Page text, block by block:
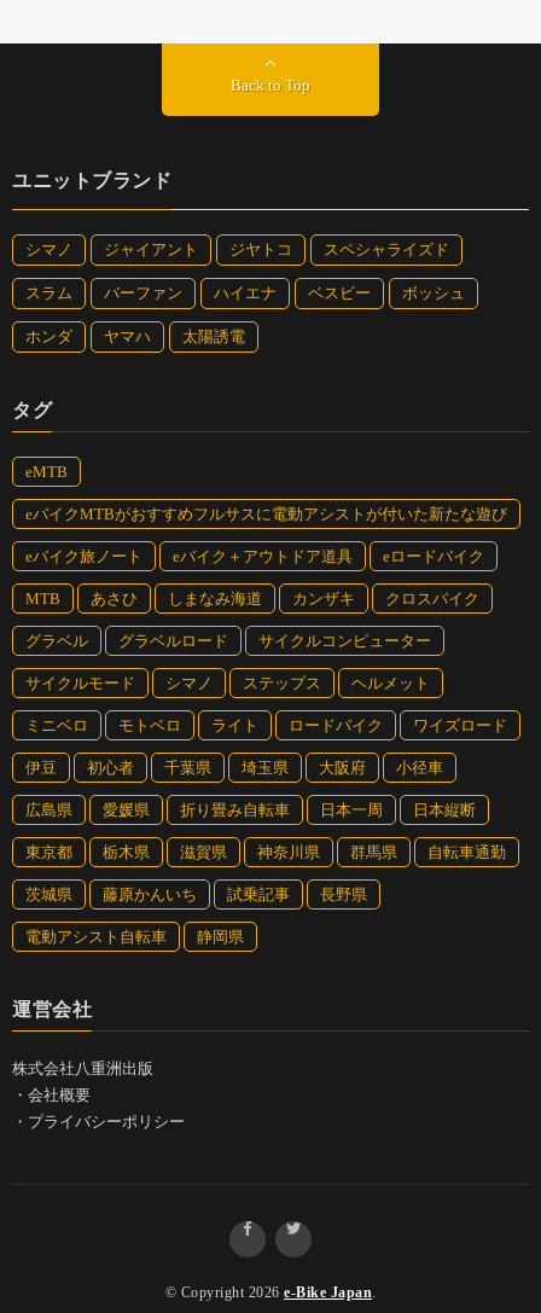
ミヤタ・ロードレックスアイ6180（ブラック・ブルーグ
レー）
ROADREX i 6180
価格：36万3000円
サイズ：450、530
カラー：ブラック・メタリックグレー、ブラック・ブルーグレー
フォーク：アルミ
コンポーネント：シマノ・GRX RX400
タイヤ：650B×45C
ドライブユニット：シマノ・ステップスDU-E6180
バッテリー定格容量：418Wh
走行可能距離：105km（エコ）、85km（ノーマル）、70km（ハ
車重：18.9kg（450）、19.1kg（530）
Back to Top
ユニットブランド
シマノ ジャイアント ジヤトコ スペシャライズド
スラム バーファン ハイエナ ベスビー ボッシュ
ホンダ ヤマハ 太陽誘電
タグ
eMTB
eバイクMTBがおすすめフルサスに電動アシストが付いた新たな遊び
eバイク旅ノート eバイク＋アウトドア道具 eロードバイク
MTB あさひ しまなみ海道 カンザキ クロスバイク
グラベル グラベルロード サイクルコンピューター
サイクルモード シマノ ステップス ヘルメット
ミニベロ モトベロ ライト ロードバイク ワイズロード
伊豆 初心者 千葉県 埼玉県 大阪府 小径車
広島県 愛媛県 折り畳み自転車 日本一周 日本縦断
東京都 栃木県 滋賀県 神奈川県 群馬県 自転車通勤
茨城県 藤原かんいち 試乗記事 長野県
電動アシスト自転車 静岡県
運営会社
株式会社八重洲出版
・ 会社概要
・ プライバシーポリシー
© Copyright 2026 e-Bike Japan.